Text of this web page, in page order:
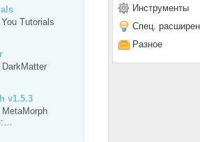
Tutorials
DarkMatter
v1.5.3
Инструменты
Спец.
Разное